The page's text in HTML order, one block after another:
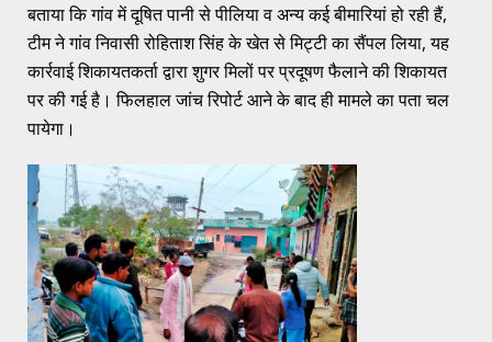
बताया कि गांव में दूषित पानी से पीलिया व अन्य कई बीमारियां हो रही हैं,
टीम ने गांव निवासी रोहिताश सिंह के खेत से मिट्टी का सैंपल लिया, यह
कार्रवाई शिकायतकर्ता द्वारा शुगर मिलों पर प्रदूषण फैलाने की शिकायत
पर की गई है। फिलहाल जांच रिपोर्ट आने के बाद ही मामले का पता चल
पायेगा।